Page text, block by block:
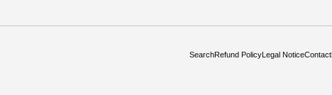
SearchRefund Policy Legal NoticeContact